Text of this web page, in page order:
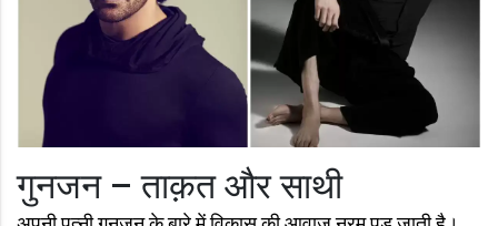
गुनजन – ताक़त और साथी